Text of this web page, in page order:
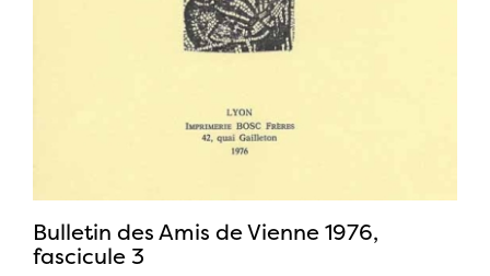
Bulletin des Amis de Vienne 1976,
fascicule 3